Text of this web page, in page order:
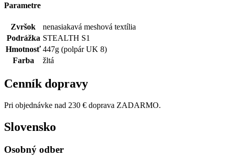
Parametre
Zvršok
nenasiakavá meshová textília
Podrážka STEALTH S1
Hmotnosť 447g (polpár UK 8)
Farba
žltá
Cenník dopravy
Pri objednávke nad 230 € doprava ZADARMO.
Slovensko
Osobný odber